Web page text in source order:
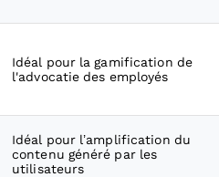
Idéal pour la gamification de
l'advocatie des employés
Idéal pour l’amplification du
contenu généré par les
utilisateurs